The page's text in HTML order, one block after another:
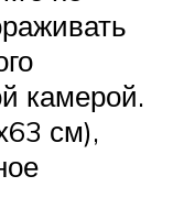
камерой.
см),